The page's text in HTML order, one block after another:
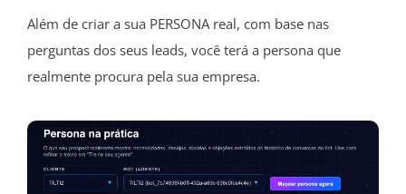
Além de criar a sua PERSONA real, com base nas
perguntas dos seus leads, você terá a persona que
realmente procura pela sua empresa.